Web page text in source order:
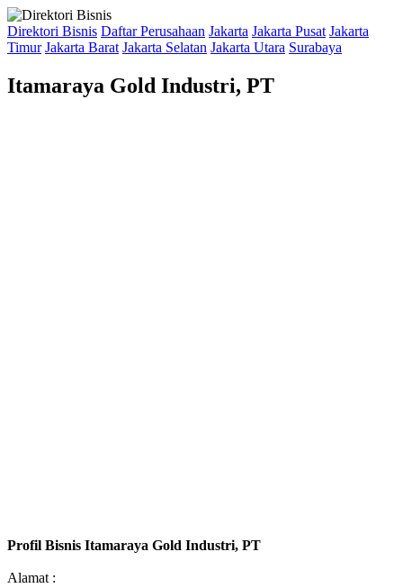
Direktori Bisnis Daftar Perusahaan Jakarta Jakarta Pusat Jakarta
Timur Jakarta Barat Jakarta Selatan Jakarta Utara Surabaya
Itamaraya Gold Industri, PT
Profil Bisnis Itamaraya Gold Industri, PT
Alamat :